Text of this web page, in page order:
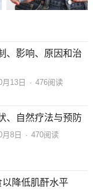
、影响、原因和治
月13日 · 476阅读
、自然疗法与预防
8日 · 470阅读
降低肌酐水平